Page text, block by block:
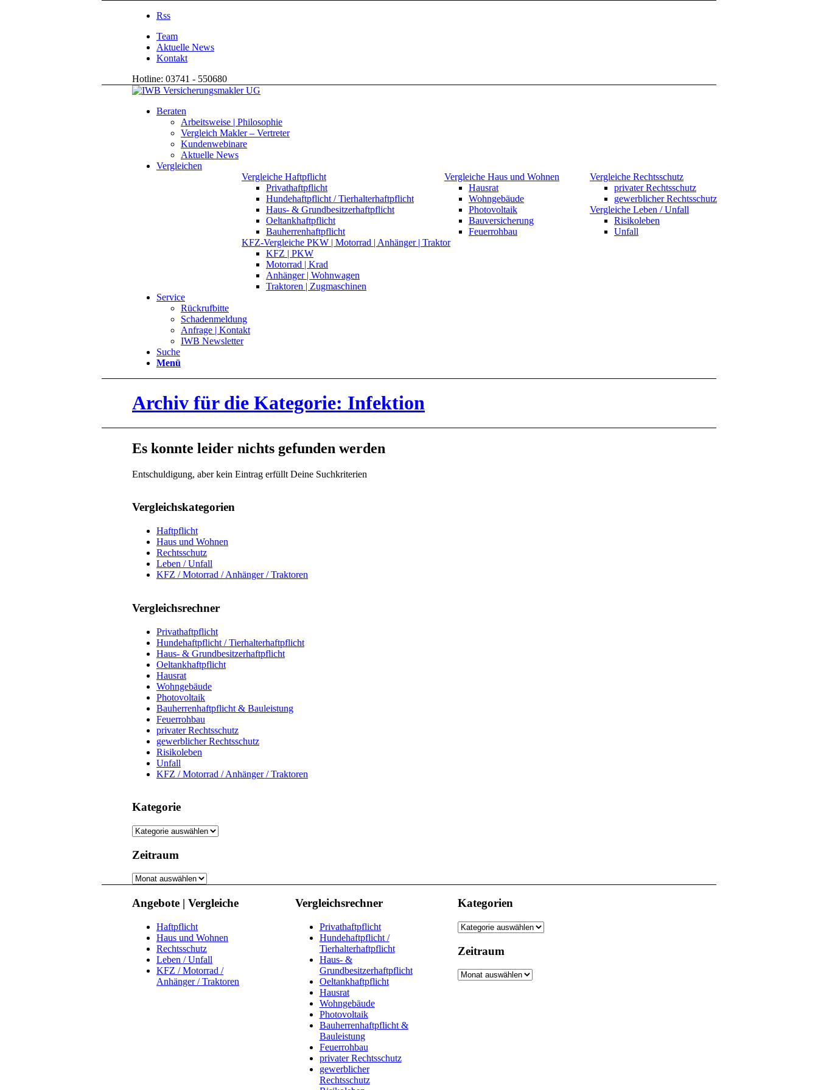
Rss
Team
Aktuelle News
Kontakt
Hotline: 03741 - 550680
Beraten
Arbeitsweise | Philosophie
Vergleich Makler – Vertreter
Kundenwebinare
Aktuelle News
Vergleichen
Vergleiche Haftpflicht
Privathaftpflicht
Hundehaftpflicht / Tierhalterhaftpflicht
Haus- & Grundbesitzerhaftpflicht
Oeltankhaftpflicht
Bauherrenhaftpflicht
Vergleiche Haus und Wohnen
Hausrat
Wohngebäude
Photovoltaik
Bauversicherung
Feuerrohbau
Vergleiche Rechtsschutz
privater Rechtsschutz
gewerblicher Rechtsschutz
Vergleiche Leben / Unfall
Risikoleben
Unfall
KFZ-Vergleiche PKW | Motorrad | Anhänger | Traktor
KFZ | PKW
Motorrad | Krad
Anhänger | Wohnwagen
Traktoren | Zugmaschinen
Service
Rückrufbitte
Schadenmeldung
Anfrage | Kontakt
IWB Newsletter
Suche
Menü
Archiv für die Kategorie: Infektion
Es konnte leider nichts gefunden werden
Entschuldigung, aber kein Eintrag erfüllt Deine Suchkriterien
Vergleichskategorien
Haftpflicht
Haus und Wohnen
Rechtsschutz
Leben / Unfall
KFZ / Motorrad / Anhänger / Traktoren
Vergleichsrechner
Privathaftpflicht
Hundehaftpflicht / Tierhalterhaftpflicht
Haus- & Grundbesitzerhaftpflicht
Oeltankhaftpflicht
Hausrat
Wohngebäude
Photovoltaik
Bauherrenhaftpflicht & Bauleistung
Feuerrohbau
privater Rechtsschutz
gewerblicher Rechtsschutz
Risikoleben
Unfall
KFZ / Motorrad / Anhänger / Traktoren
Kategorie
Kategorie
Zeitraum
Zeitraum
Angebote | Vergleiche
Haftpflicht
Haus und Wohnen
Rechtsschutz
Leben / Unfall
KFZ / Motorrad /
Anhänger / Traktoren
Vergleichsrechner
Privathaftpflicht
Hundehaftpflicht /
Tierhalterhaftpflicht
Haus- &
Grundbesitzerhaftpflicht
Oeltankhaftpflicht
Hausrat
Wohngebäude
Photovoltaik
Bauherrenhaftpflicht &
Bauleistung
Feuerrohbau
privater Rechtsschutz
gewerblicher
Rechtsschutz
Kategorien
Kategorien
Zeitraum
Zeitraum